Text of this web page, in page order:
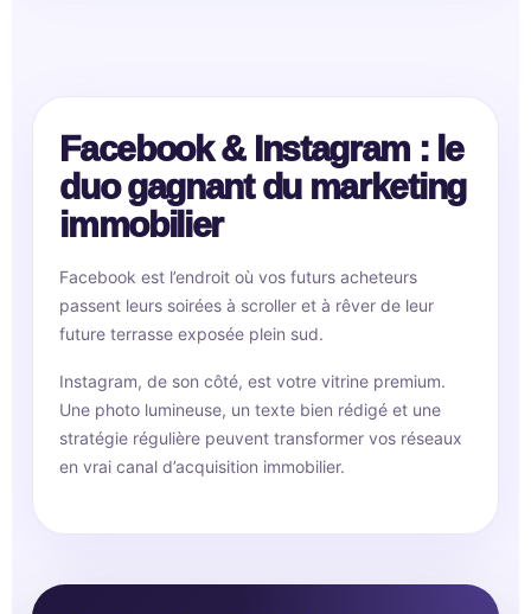
Facebook & Instagram : le
duo gagnant du marketing
immobilier
Facebook est l’endroit où vos futurs acheteurs
passent leurs soirées à scroller et à rêver de leur
future terrasse exposée plein sud.
Instagram, de son côté, est votre vitrine premium.
Une photo lumineuse, un texte bien rédigé et une
stratégie régulière peuvent transformer vos réseaux
en vrai canal d’acquisition immobilier.